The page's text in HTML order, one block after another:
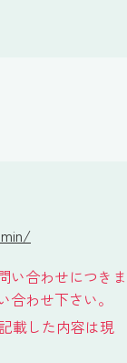
い合わせにつきま
わせ下さい。
載した内容は現